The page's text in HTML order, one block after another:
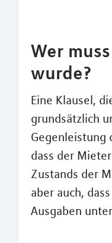
Wer
wurde?
Eine Klausel,
grundsätzlich
Gegenleistung
dass der
Zustands der
aber auch,
Ausgaben